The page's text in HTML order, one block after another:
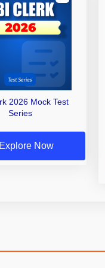
2026 Mock Test
Series
Explore Now